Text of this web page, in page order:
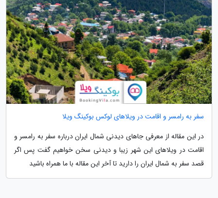
سفر به رامسر و اقامت در ویلاهای لوکس بوکینگ ویلا
در این مقاله از معرفی جاهای دیدنی شمال ایران درباره سفر به رامسر و
اقامت در ویلاهای این شهر زیبا و دیدنی سخن خواهیم گفت پس اگر
قصد سفر به شمال ایران را دارید تا آخر این مقاله با ما همراه باشید